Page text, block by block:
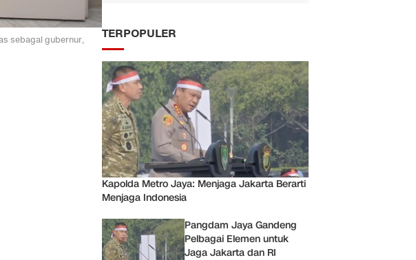
sebagai gubernur,
TERPOPULER
Kapolda Metro Jaya: Menjaga Jakarta Berarti
Menjaga Indonesia
Pangdam Jaya Gandeng
Pelbagai Elemen untuk
Jaga Jakarta dan RI